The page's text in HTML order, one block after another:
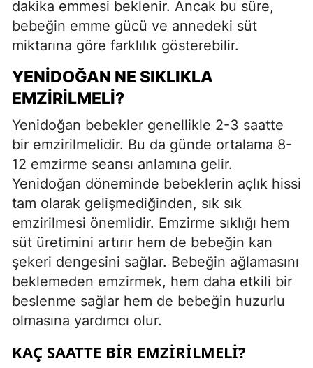
dakika emmesi beklenir. Ancak bu süre,
bebeğin emme gücü ve annedeki süt
miktarına göre farklılık gösterebilir.
YENIDOĞAN NE SIKLIKLA
EMZIRILMELI?
Yenidoğan bebekler genellikle 2-3 saatte
bir emzirilmelidir. Bu da günde ortalama 8-
12 emzirme seansı anlamına gelir.
Yenidoğan döneminde bebeklerin açlık hissi
tam olarak gelişmediğinden, sık sık
emzirilmesi önemlidir. Emzirme sıklığı hem
süt üretimini artırır hem de bebeğin kan
şekeri dengesini sağlar. Bebeğin ağlamasını
beklemeden emzirmek, hem daha etkili bir
beslenme sağlar hem de bebeğin huzurlu
olmasına yardımcı olur.
KAÇ SAATTE BIR EMZIRILMELI?